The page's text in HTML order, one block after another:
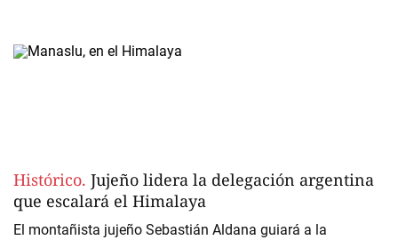
Histórico. Jujeño lidera la delegación argentina
que escalará el Himalaya
El montañista jujeño Sebastián Aldana guiará a la